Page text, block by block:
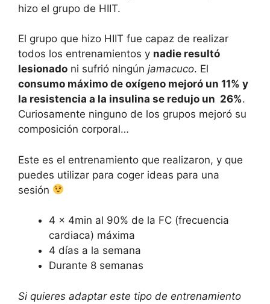
hizo el grupo de HIIT.
El grupo que hizo HIIT fue capaz de realizar
todos los entrenamientos y nadie resultó
lesionado ni sufrió ningún jamacuco. El
consumo máximo de oxígeno mejoró un 11% y
la resistencia a la insulina se redujo un 26%.
Curiosamente ninguno de los grupos mejoró su
composición corporal…
Este es el entrenamiento que realizaron, y que
puedes utilizar para coger ideas para una
sesión
4 x 4min al 90% de la FC (frecuencia
cardiaca) máxima
4 días a la semana
Durante 8 semanas
Si quieres adaptar este tipo de entrenamiento